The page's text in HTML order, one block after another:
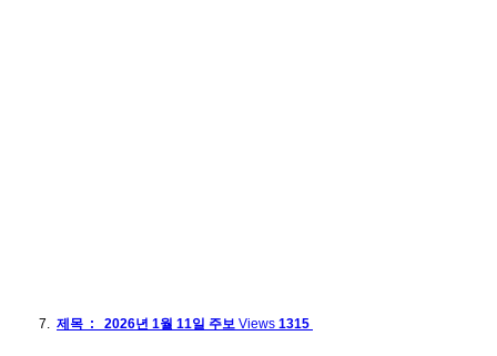
제목 : 2026년 1월 11일 주보 Views 1315